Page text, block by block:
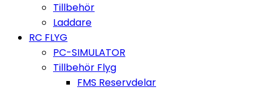
Tillbehör
Laddare
RC FLYG
PC-SIMULATOR
Tillbehör Flyg
FMS Reservdelar